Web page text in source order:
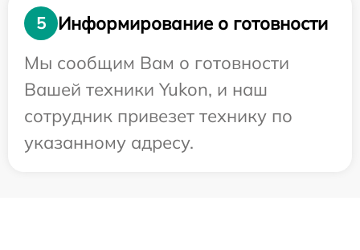
5
Информирование о готовности
Мы сообщим Вам о готовности
Вашей техники Yukon, и наш
сотрудник привезет технику по
указанному адресу.